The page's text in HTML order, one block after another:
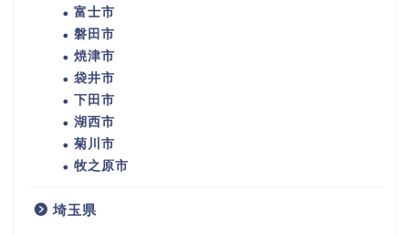
富士市
磐田市
焼津市
袋井市
下田市
湖西市
菊川市
牧之原市
埼玉県